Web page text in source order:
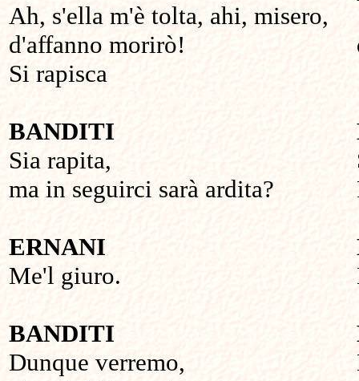
Ah, s'ella m'è tolta, ahi, misero,
d'affanno morirò!
Si rapisca
BANDITI
Sia rapita,
ma in seguirci sarà ardita?
ERNANI
Me'l giuro.
BANDITI
Dunque verremo,